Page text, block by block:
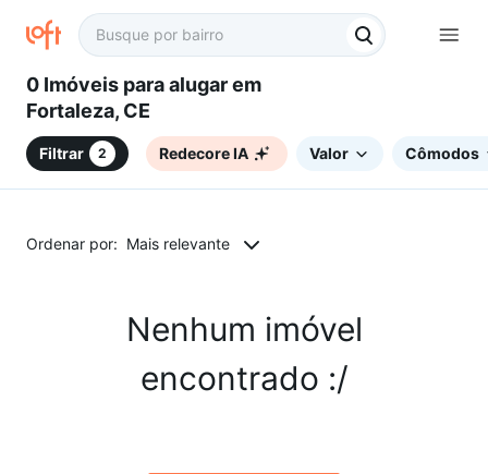
0 Imóveis para alugar em
Fortaleza, CE
Filtrar 2 Redecore IA Valor Cômodos
Ordenar por: Mais relevante
Nenhum imóvel
encontrado :/